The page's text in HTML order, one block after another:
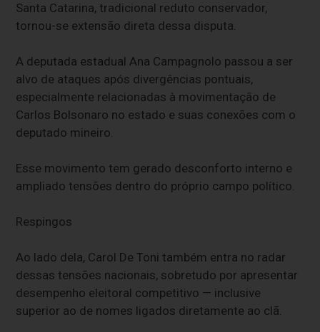
Santa Catarina, tradicional reduto conservador,
tornou-se extensão direta dessa disputa.
A deputada estadual Ana Campagnolo passou a ser
alvo de ataques após divergências pontuais,
especialmente relacionadas à movimentação de
Carlos Bolsonaro no estado e suas conexões com o
deputado mineiro.
Esse movimento tem gerado desconforto interno e
ampliado tensões dentro do próprio campo político.
Respingos
Ao lado dela, Carol De Toni também entra no radar
dessas tensões nacionais, sobretudo por apresentar
desempenho eleitoral competitivo — inclusive
superior ao de nomes ligados diretamente ao clã.